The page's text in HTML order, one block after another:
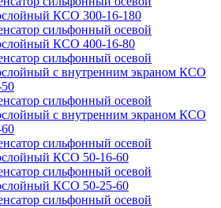
КСО 300-16-180
сильфонный осевой
КСО 400-16-80
сильфонный осевой
с внутренним экраном КСО
сильфонный осевой
с внутренним экраном КСО
сильфонный осевой
КСО 50-16-60
сильфонный осевой
КСО 50-25-60
сильфонный осевой